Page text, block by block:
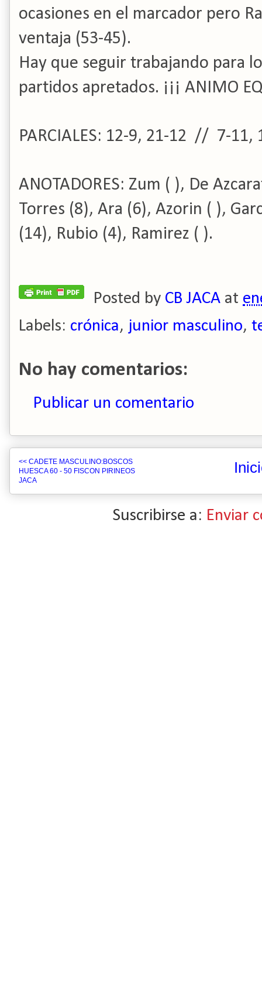
ocasiones en el marcador pero
ventaja (53-45).
Hay que seguir trabajando para
partidos apretados. ¡¡¡ ANIMO
PARCIALES: 12-9, 21-12 // 7-11,
ANOTADORES: Zum ( ), De
Torres (8), Ara (6), Azorin ( ),
(14), Rubio (4), Ramirez ( ).
Posted by CB JACA at
Labels: crónica, junior masculino,
No hay comentarios:
Publicar un comentario
<< CADETE MASCULINO:BOSCOS
HUESCA 60 - 50 FISCON PIRINEOS
JACA
Suscribirse a: Enviar